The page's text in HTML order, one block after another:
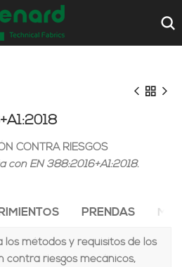
CONTRA RIESGOS
con EN 388:2016+A1:2018.
PRENDAS
los métodos y requisitos de los
contra riesgos mecánicos,